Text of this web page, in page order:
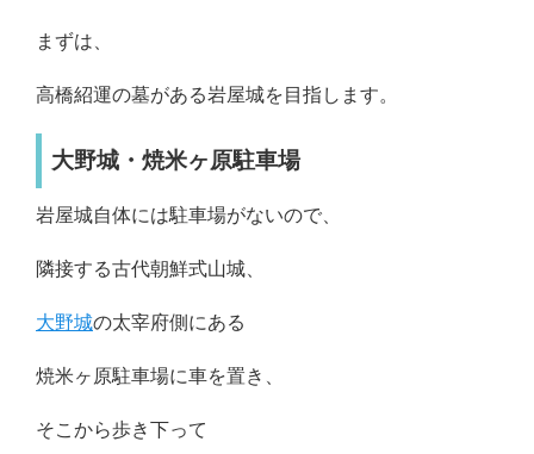
まずは、
高橋紹運の墓がある岩屋城を目指します。
大野城・焼米ヶ原駐車場
岩屋城自体には駐車場がないので、
隣接する古代朝鮮式山城、
大野城の太宰府側にある
焼米ヶ原駐車場に車を置き、
そこから歩き下って